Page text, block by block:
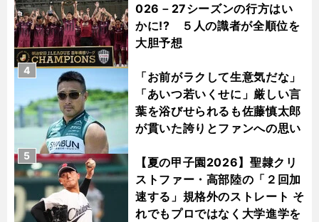
026－27シーズンの行方はい
かに!? ５人の識者が全順位を
大胆予想
「お前がラクして生意気だな」
「あいつ若いくせに」厳しい言
葉を浴びせられるも佐藤慎太郎
が貫いた誇りとファンへの思い
4
【夏の甲子園2026】聖隷クリ
ストファー・高部陸の「２回加
速する」規格外のストレート そ
れでもプロではなく大学進学を
5